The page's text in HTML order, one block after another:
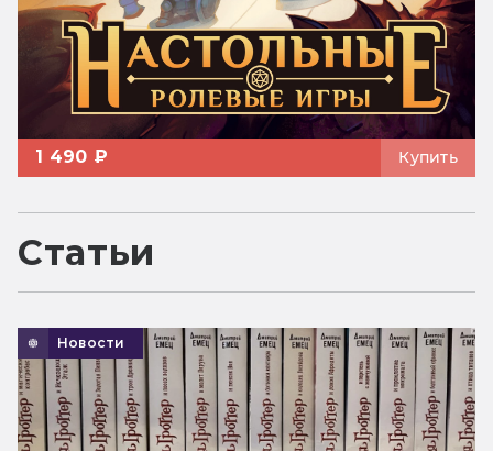
1 490 ₽ Купить
Статьи
Новости